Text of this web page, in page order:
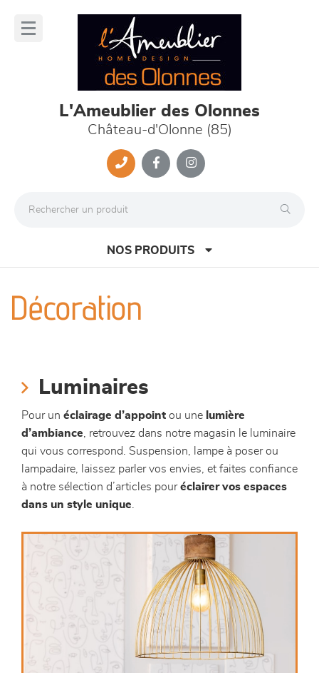
L'Ameublier des Olonnes
Château-d'Olonne (85)
NOS PRODUITS
canapés et fauteuils
chambres et dressing
literie
Décoration
Luminaires
Pour un éclairage d’appoint ou une lumière
d’ambiance , retrouvez dans notre magasin le luminaire
qui vous correspond. Suspension, lampe à poser ou
lampadaire, laissez parler vos envies, et faites confiance
à notre sélection d’articles pouréclairer vos espaces
dans un style unique